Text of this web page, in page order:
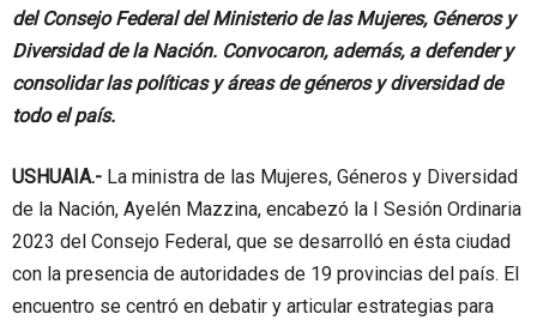
del Consejo Federal del Ministerio de las Mujeres, Géneros y
Diversidad de la Nación. Convocaron, además, a defender y
consolidar las políticas y áreas de géneros y diversidad de
todo el país.
USHUAIA.- La ministra de las Mujeres, Géneros y Diversidad
de la Nación, Ayelén Mazzina, encabezó la I Sesión Ordinaria
2023 del Consejo Federal, que se desarrolló en ésta ciudad
con la presencia de autoridades de 19 provincias del país. El
encuentro se centró en debatir y articular estrategias para